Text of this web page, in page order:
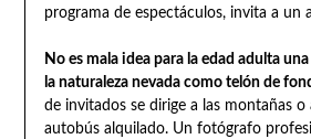
programa de espectáculos, invita a un
No es mala idea para la edad adulta
la naturaleza nevada como telón de
de invitados se dirige a las montañas o
autobús alquilado. Un fotógrafo